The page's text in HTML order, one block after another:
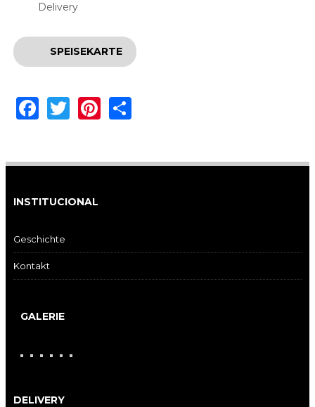
Delivery
SPEISEKARTE
Facebook
Twitter
Pinterest
Share
INSTITUCIONAL
Geschichte
Kontakt
GALERIE
DELIVERY